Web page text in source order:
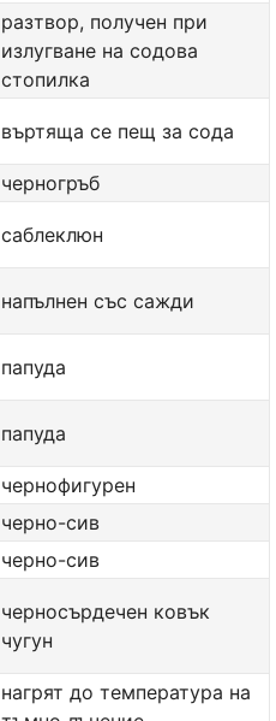
разтвор, получен при
излугване на содова
стопилка
въртяща се пещ за сода
черногръб
саблеклюн
напълнен със сажди
папуда
папуда
чернофигурен
черно-сив
черно-сив
черносърдечен ковък
чугун
нагрят до температура на